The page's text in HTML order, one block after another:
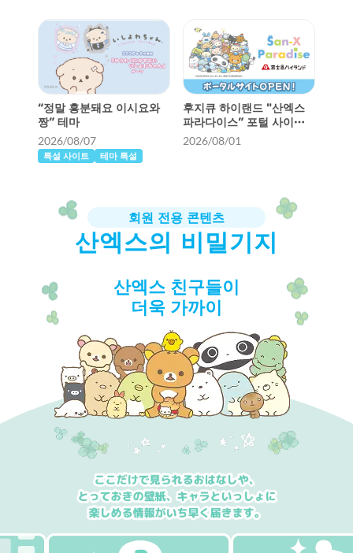
“정말 흥분돼요 이시요와
짱” 테마
2026/08/07
특설 사이트 테마 특설
후지큐 하이랜드 "산엑스
파라다이스” 포털 사이트
오픈!
2026/08/01
회원 전용 콘텐츠
산엑스의 비밀기지
산엑스 친구들이
더욱 가까이